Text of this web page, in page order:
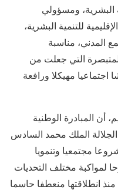
البشرية، ومسؤولي
للتنمية البشرية،
المدني، مناسبة
التي جعلت من
اجتماعيا مهيكلا ورافعة
أن المبادرة الوطنية
الملك محمد السادس
اليوم مشروعا مجتمعيا وتنمويا
لمواكبة مختلف التحديات
منذ انطلاقتها منعطفا حاسما